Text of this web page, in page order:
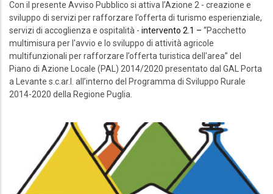
Con il presente Avviso Pubblico si attiva l’Azione 2 - creazione e
sviluppo di servizi per rafforzare l’offerta di turismo esperienziale,
servizi di accoglienza e ospitalità - intervento 2.1 – “Pacchetto
multimisura per l'avvio e lo sviluppo di attività agricole
multifunzionali per rafforzare l’offerta turistica dell'area” del
Piano di Azione Locale (PAL) 2014/2020 presentato dal GAL Porta
a Levante s.c.ar.l. all’interno del Programma di Sviluppo Rurale
2014-2020 della Regione Puglia.